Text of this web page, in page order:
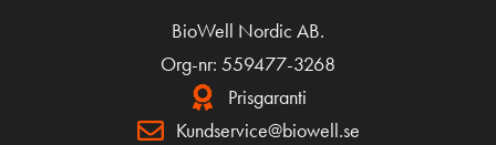
BioWell Nordic AB.
Org-nr: 559477-3268
Prisgaranti
Kundservice@biowell.se